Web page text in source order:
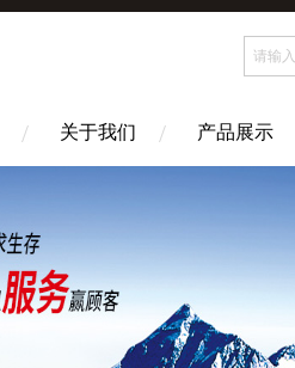
关于我们 产品展示